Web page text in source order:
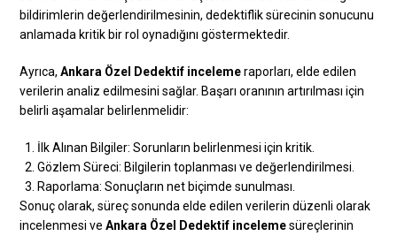
bildirimlerin değerlendirilmesinin, dedektiflik sürecinin sonucunu
anlamada kritik bir rol oynadığını göstermektedir.
Ayrıca,Ankara Özel Dedektif incelemeraporları, elde edilen
verilerin analiz edilmesini sağlar. Başarı oranının artırılması için
belirli aşamalar belirlenmelidir:
İlk Alınan Bilgiler: Sorunların belirlenmesi için kritik.
Gözlem Süreci: Bilgilerin toplanması ve değerlendirilmesi.
Raporlama: Sonuçların net biçimde sunulması.
Sonuç olarak, süreç sonunda elde edilen verilerin düzenli olarak
incelenmesi veAnkara Özel Dedektif incelemesüreçlerinin